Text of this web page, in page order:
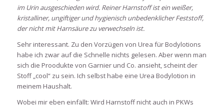
im Urin ausgeschieden wird. Reiner Harnstoff ist ein weißer,
kristalliner, ungiftiger und hygienisch unbedenklicher Feststoff,
der nicht mit Harnsäure zu verwechseln ist.
Sehr interessant. Zu den Vorzügen von Urea für Bodylotions
habe ich zwar auf die Schnelle nichts gelesen. Aber wenn man
sich die Proodukte von Garnier und Co. ansieht, scheint der
Stoff „cool“ zu sein. Ich selbst habe eine Urea Bodylotion in
meinem Haushalt.
Wobei mir eben einfällt: Wird Harnstoff nicht auch in PKWs